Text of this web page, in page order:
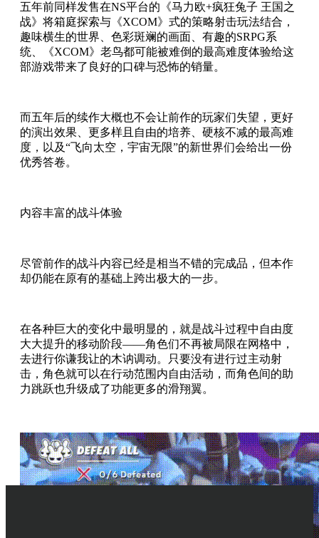
五年前同样发售在NS平台的《马力欧+疯狂兔子 王国之
战》将箱庭探索与《XCOM》式的策略射击玩法结合，
趣味横生的世界、色彩斑斓的画面、有趣的SRPG系
统、《XCOM》老鸟都可能被难倒的最高难度体验给这
部游戏带来了良好的口碑与恐怖的销量。
而五年后的续作大概也不会让前作的玩家们失望，更好
的演出效果、更多样且自由的培养、硬核不减的最高难
度，以及“飞向太空，宇宙无限”的新世界们会给出一份
优秀答卷。
内容丰富的战斗体验
尽管前作的战斗内容已经是相当不错的完成品，但本作
却仍能在原有的基础上跨出极大的一步。
在各种巨大的变化中最明显的，就是战斗过程中自由度
大大提升的移动阶段——角色们不再被局限在网格中，
去进行你谦我让的木讷调动。只要没有进行过主动射
击，角色就可以在行动范围内自由活动，而角色间的助
力跳跃也升级成了功能更多的滑翔翼。